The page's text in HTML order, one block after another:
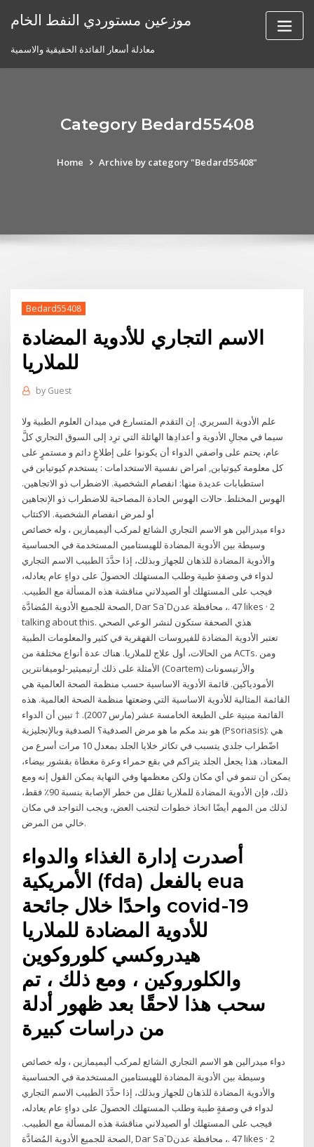
موزعين مستوردي النفط الخام
معادلة أسعار الفائدة الحقيقية والاسمية
Category Bedard55408
Home Archive by category "Bedard55408"
Bedard55408
الاسم التجاري للأدوية المضادة
للملاريا
by Guest
علم الأدوية السريري. إن التقدم المتسارع في ميدان العلوم الطبية ولا
سيما في مجالِ الأدوية و أعدادِها الهائلة التي ترِد إلى السوق التجاري كلَّ
عام، يحتم على واصفي الدواء أن يكونوا على إطلاعٍ دائم و مستمرٍ على
كل معلومة كيوتيابن, امراض نفسية الاستخدامات : يستخدم كيوتيابن في
استطبابات عديدة منها: انفصام الشخصية. الاضطراب ذو الاتجاهين.
الهوس المختلط. حالات الهوس الحادة المصاحبة للاضطراب ذو الإتجاهين
أو لمرض انفصام الشخصية. الاكتئاب
دواء ميدرالين هو الاسم التجاري الشائع لمركب أليميمازين ، وله خصائص
وسيطة بين الأدوية المضادة للهيستامين المستخدمة في الحساسية
والأدوية المضادة للذهان للجهاز وبذلك، إذا حدَّدَ الطبيب الاسم التجاري
لدواء في وصفةٍ طبية وطلب المستهلك الحصولَ على دواءٍ عام يعادله،
فيجب على المستهلك أو الصيدلاني مناقشة هذه المسألة مع الطبيب.
الأدوية المُضادَّة ‎الصحة للجميع‎, ‎‏‎Dar Sa`D‎‏، ‏محافظة عدن‏‎. 47 likes · 2
talking about this. ‎هذي الصحفة ستكون لنشر الوعي الصحي
والمعلومات الطبية‎ تعتبر الأدوية المضادة للفيروسات القهقرية في كثير
من الحالات، أول علاج للملاريا. هناك عدة أنواع مختلفة من ACTs. ومن
الأمثلة على ذلك أرتيميثير-لوميفانترين (Coartem) والأرتيسونات
الأمودياكين. قائمة الأدوية الاساسية حسب منظمة الصحة العالمية هي
القائمة المثالية للأدوية الاساسية التي وضعتها منظمة الصحة العالمية. هذه
القائمة مبنية على الطبعة الخامسة عشر (مارس 2007). † تبين أن الدواء
هو بند مكم ما هو مرض الصدفية؟ الصدفية وبالإنجليزية (Psoriasis): هي
اضّطراب جلدي يتسبب في تكاثر خلايا الجلد بمعدل 10 مرات أسرع من
المعتاد، هذا يجعل الجلد يتراكم في بقع حمراء وعرة مغطاة بقشور بيضاء،
يمكن أن تنمو في أي مكان ولكن معظمها وفي النهاية يمكن القول إنه ومع
ذلك، فإن الأدوية المضادة للملاريا تقلل من خطر الإصابة بنسبة 90٪ فقط،
لذلك من المهم أيضًا اتخاذ خطوات لتجنب العض، ويجب التواجد في مكان
خالي من المرض.
أصدرت إدارة الغذاء والدواء
الأمريكية (fda) بالفعل eua
واحدًا خلال جائحة covid-19
للأدوية المضادة للملاريا
هيدروكسي كلوروكوين
والكلوروكين ، ومع ذلك ، تم
سحب هذا لاحقًا بعد ظهور أدلة
من دراسات كبيرة
دواء ميدرالين هو الاسم التجاري الشائع لمركب أليميمازين ، وله خصائص
وسيطة بين الأدوية المضادة للهيستامين المستخدمة في الحساسية
والأدوية المضادة للذهان للجهاز وبذلك، إذا حدَّدَ الطبيب الاسم التجاري
لدواء في وصفةٍ طبية وطلب المستهلك الحصولَ على دواءٍ عام يعادله،
فيجب على المستهلك أو الصيدلاني مناقشة هذه المسألة مع الطبيب.
الأدوية المُضادَّة ‎الصحة للجميع‎, ‎‏‎Dar Sa`D‎‏، ‏محافظة عدن‏‎. 47 likes · 2